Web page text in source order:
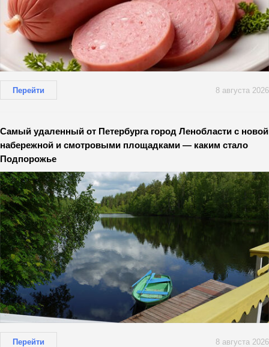
Перейти 8 августа 2026
Самый удаленный от Петербурга город Ленобласти с новой
набережной и смотровыми площадками — каким стало
Подпорожье
Перейти 8 августа 2026